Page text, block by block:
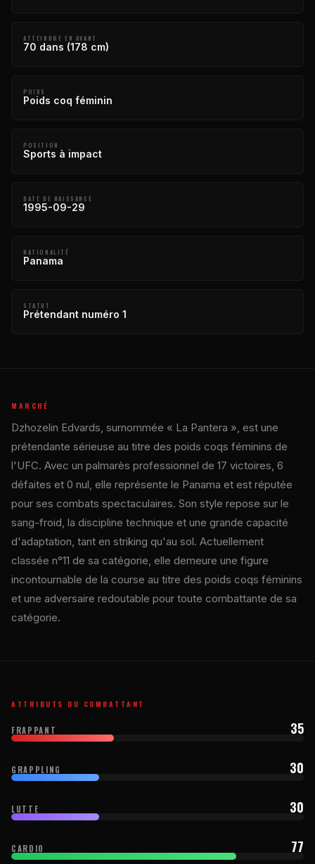
ATTEINDRE EN AVANT
70 dans (178 cm)
POIDS
Poids coq féminin
POSITION
Sports à impact
DATE DE NAISSANCE
1995-09-29
NATIONALITÉ
Panama
STATUT
Prétendant numéro 1
MARCHÉ
Dzhozelin Edvards, surnommée « La Pantera », est une
prétendante sérieuse au titre des poids coqs féminins de
l'UFC. Avec un palmarès professionnel de 17 victoires, 6
défaites et 0 nul, elle représente le Panama et est réputée
pour ses combats spectaculaires. Son style repose sur le
sang-froid, la discipline technique et une grande capacité
d'adaptation, tant en striking qu'au sol. Actuellement
classée n°11 de sa catégorie, elle demeure une figure
incontournable de la course au titre des poids coqs féminins
et une adversaire redoutable pour toute combattante de sa
catégorie.
ATTRIBUTS DU COMBATTANT
FRAPPANT 35
GRAPPLING 30
LUTTE 30
CARDIO 77